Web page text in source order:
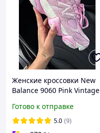
Женские кроссовки New
Balance 9060 Pink Vintage
замша с потертостями
для девушек
Готово к отправке
5.0 (9)